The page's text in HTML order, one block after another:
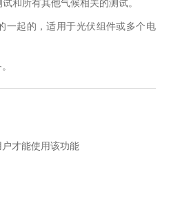
和所有其他气候相关的测试。
一起的，适用于光伏组件或多个电
户才能使用该功能